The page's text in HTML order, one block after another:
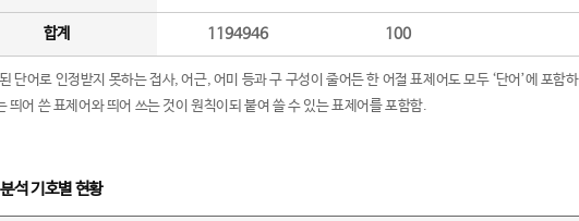
합계 1194946 100
단어로 인정받지 못하는 접사, 어근, 어미 등과 구 구성이 줄어든 한 어절 표제어도 모두 ‘단어’에 포함
띄어 쓴 표제어와 띄어 쓰는 것이 원칙이되 붙여 쓸 수 있는 표제어를 포함함.
석 기호별 현황